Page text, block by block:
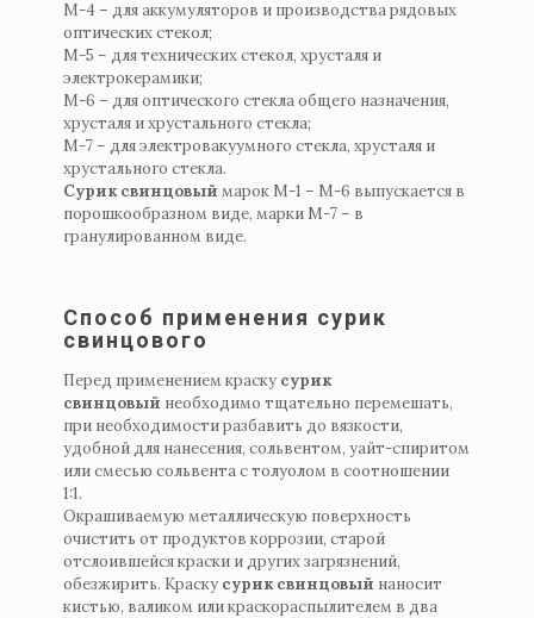
М-4 – для аккумуляторов и производства рядовых
оптических стекол;
М-5 – для технических стекол, хрусталя и
электрокерамики;
М-6 – для оптического стекла общего назначения,
хрусталя и хрустального стекла;
М-7 – для электровакуумного стекла, хрусталя и
хрустального стекла.
Сурик свинцовый марок М-1 – М-6 выпускается в
порошкообразном виде, марки М-7 – в
гранулированном виде.
Способ применения сурик
свинцового
Перед применением краску сурик
свинцовый необходимо тщательно перемешать,
при необходимости разбавить до вязкости,
удобной для нанесения, сольвентом, уайт-спиритом
или смесью сольвента с толуолом в соотношении
1:1.
Окрашиваемую металлическую поверхность
очистить от продуктов коррозии, старой
отслоившейся краски и других загрязнений,
обезжирить. Краску сурик свинцовый наносит
кистью, валиком или краскораспылителем в два